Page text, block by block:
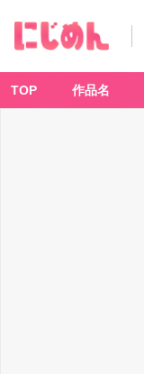
TOP 作品名